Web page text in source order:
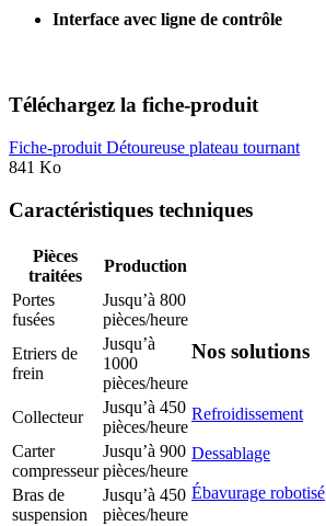
Interface avec ligne de contrôle
Téléchargez la fiche-produit
Fiche-produit Détoureuse plateau tournant
841 Ko
Caractéristiques techniques
Pièces
traitées
Production
Portes
fusées
Jusqu’à 800
pièces/heure
Etriers de
frein
Jusqu’à
1000
pièces/heure
Collecteur
Jusqu’à 450
pièces/heure
Carter
compresseur
Jusqu’à 900
pièces/heure
Bras de
suspension
Jusqu’à 450
pièces/heure
Nos solutions
Refroidissement
Dessablage
Ébavurage robotisé